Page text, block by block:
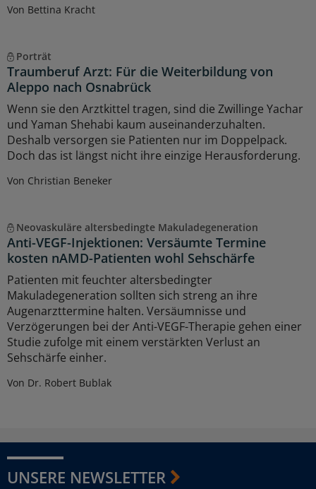
Von Bettina Kracht
Porträt
Traumberuf Arzt: Für die Weiterbildung von
Aleppo nach Osnabrück
Wenn sie den Arztkittel tragen, sind die Zwillinge Yachar
und Yaman Shehabi kaum auseinanderzuhalten.
Deshalb versorgen sie Patienten nur im Doppelpack.
Doch das ist längst nicht ihre einzige Herausforderung.
Von Christian Beneker
Neovaskuläre altersbedingte Makuladegeneration
Anti-VEGF-Injektionen: Versäumte Termine
kosten nAMD-Patienten wohl Sehschärfe
Patienten mit feuchter altersbedingter
Makuladegeneration sollten sich streng an ihre
Augenarzttermine halten. Versäumnisse und
Verzögerungen bei der Anti-VEGF-Therapie gehen einer
Studie zufolge mit einem verstärkten Verlust an
Sehschärfe einher.
Von Dr. Robert Bublak
UNSERE NEWSLETTER